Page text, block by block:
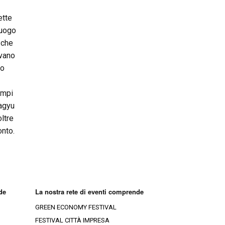
La nostra rete di eventi comprende
GREEN ECONOMY FESTIVAL
FESTIVAL CITTÀ IMPRESA